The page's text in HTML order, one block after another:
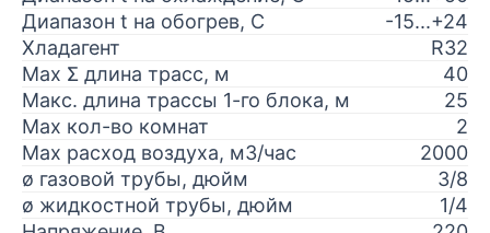
Диапазон t на обогрев, С
-15...+24
Хладагент
R32
Max Σ длина трасс, м
40
Макс. длина трассы 1-го блока, м
25
Max кол-во комнат
2
Max расход воздуха, м3/час
2000
ø газовой трубы, дюйм
3/8
ø жидкостной трубы, дюйм
1/4